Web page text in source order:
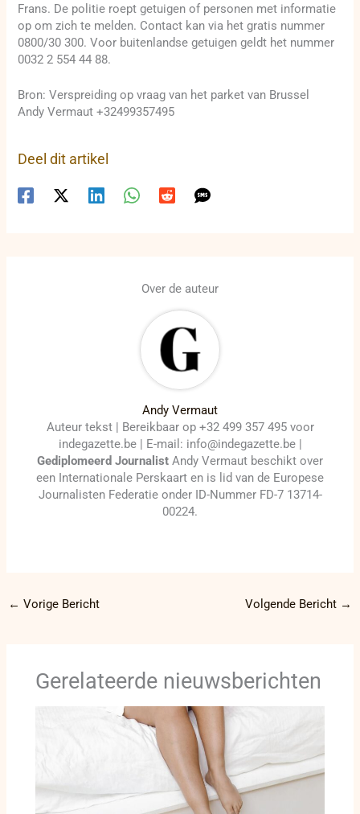
Frans. De politie roept getuigen of personen met informatie
op om zich te melden. Contact kan via het gratis nummer
0800/30 300. Voor buitenlandse getuigen geldt het nummer
0032 2 554 44 88.
Bron: Verspreiding op vraag van het parket van Brussel
Andy Vermaut +32499357495
Deel dit artikel
Over de auteur
Andy Vermaut
Auteur tekst | Bereikbaar op +32 499 357 495 voor
indegazette.be | E-mail: info@indegazette.be |
Gediplomeerd Journalist Andy Vermaut beschikt over
een Internationale Perskaart en is lid van de Europese
Journalisten Federatie onder ID-Nummer FD-7 13714-
00224.
← Vorige Bericht Volgende Bericht →
Gerelateerde nieuwsberichten